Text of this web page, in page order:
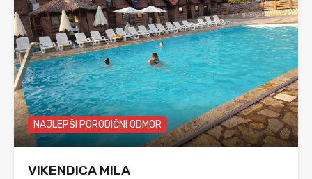
NAJLEPŠI PORODIČNI ODMOR
VIKENDICA MILA